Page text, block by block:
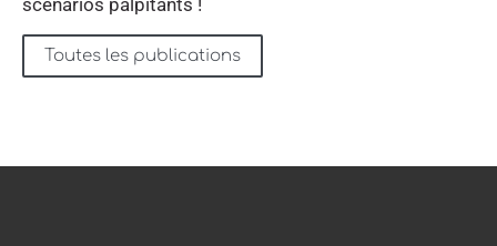
scénarios palpitants !
Toutes les publications